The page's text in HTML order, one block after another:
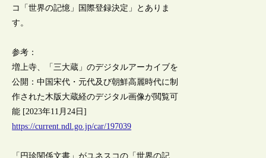
コ「世界の記憶」国際登録決定」とありま
す。
参考：
増上寺、「三大蔵」のデジタルアーカイブを
公開：中国宋代・元代及び朝鮮高麗時代に制
作された木版大蔵経のデジタル画像が閲覧可
能 [2023年11月24日]
https://current.ndl.go.jp/car/197039
「円珍関係文書」がユネスコの「世界の記